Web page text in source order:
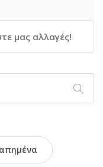
μας αλλαγές!